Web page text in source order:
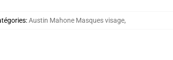
:Austin Mahone Masques visage,